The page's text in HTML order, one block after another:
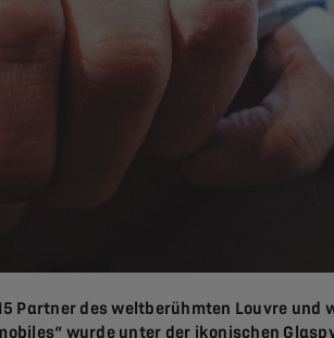
Partner des weltberühmten Louvre und
wurde unter der ikonischen